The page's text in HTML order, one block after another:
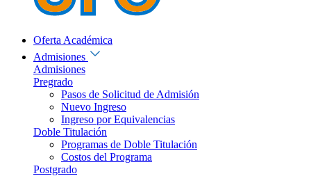
Oferta Académica
Admisiones
Admisiones
Pregrado
Pasos de Solicitud de Admisión
Nuevo Ingreso
Ingreso por Equivalencias
Doble Titulación
Programas de Doble Titulación
Costos del Programa
Postgrado